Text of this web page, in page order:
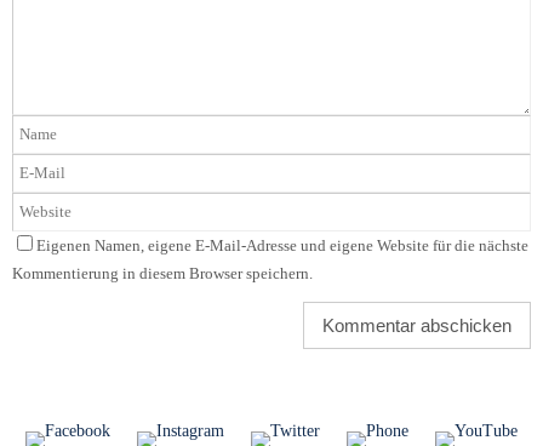
Eigenen Namen, eigene E-Mail-Adresse und eigene Website für die nächste
Kommentierung in diesem Browser speichern.